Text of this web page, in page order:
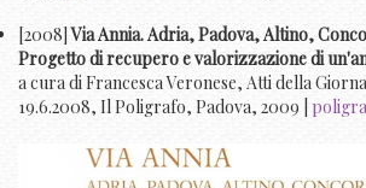
[2008] Via Annia. Adria, Padova, Altino,
Progetto di recupero e valorizzazione di
a cura di Francesca Veronese, Atti della
19.6.2008, Il Poligrafo, Padova, 2009 |